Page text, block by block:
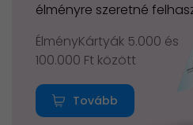
élményre szeretné
ÉlményKártyák 5.000 és
100.000 Ft között
Tovább